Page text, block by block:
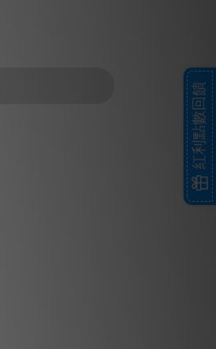
紅利點數回饋